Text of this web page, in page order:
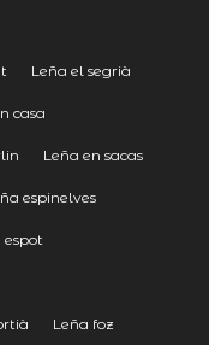
Leña el segrià
casa
Leña en sacas
espinelves
espot
Leña foz